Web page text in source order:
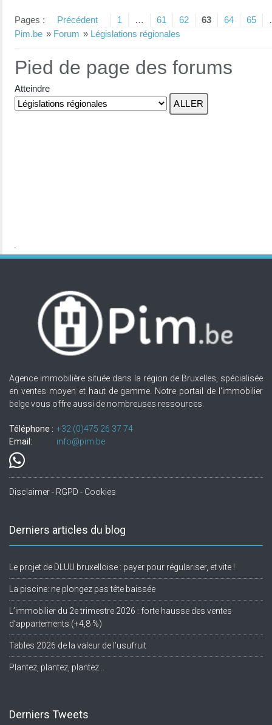
Pages : Précédent 1 … 61 62 63 64 65
Pim.be » Forum » Législations régionales
Pied de page des forums
Atteindre
Agence immobilière située dans la région de Bruxelles, spécialisée
en ventes moyen et haut de gamme. Notre portail de l'immobilier
belge vous offre aussi de nombreuses ressources.
Téléphone : +32.(0)475 26 37 74
Email:
info@pim.be
Disclaimer - RGPD - Cookies
Derniers articles du blog
Le projet de DLUU bruxelloise : payer pour régulariser, et vite !
La piscine: ne plongez pas tête baissée
L’immobilier du 2e trimestre 2026 : forte hausse des ventes
d’appartements (+4,8 %)
Tables 2026 de la valeur de l’usufruit
Plantez, plantez, plantez…
Derniers Tweets